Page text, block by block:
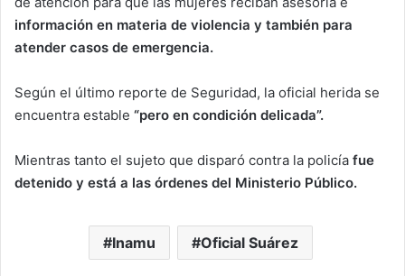
información en materia de violencia y también para
atender casos de emergencia.
Según el último reporte de Seguridad, la oficial herida se
encuentra estable “pero en condición delicada”.
Mientras tanto el sujeto que disparó contra la policía fue
detenido y está a las órdenes del Ministerio Público.
Inamu Oficial Suárez